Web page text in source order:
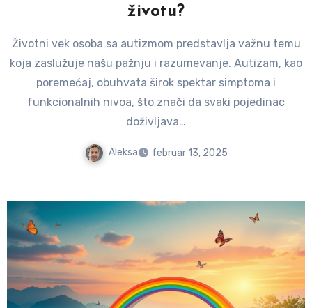
životu?
Životni vek osoba sa autizmom predstavlja važnu temu
koja zaslužuje našu pažnju i razumevanje. Autizam, kao
poremećaj, obuhvata širok spektar simptoma i
funkcionalnih nivoa, što znači da svaki pojedinac
doživljava…
Aleksa februar 13, 2025